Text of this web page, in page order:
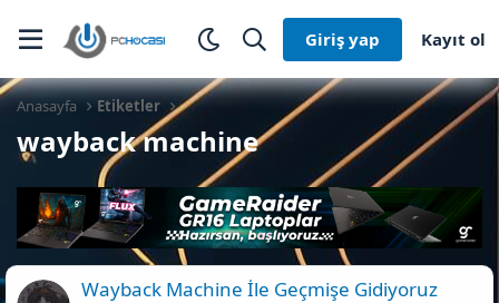
Giriş yap Kayıt ol
Anasayfa Etiketler
wayback machine
Wayback Machine İle Geçmişe Gidiyoruz